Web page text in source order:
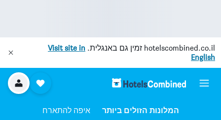
hotelscombined.co.il זמין גם באנגלית. Visit site in
English
המלונות הזולים ביותר איפה להתארח